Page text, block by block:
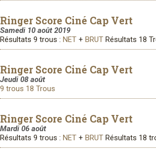
Ringer Score Ciné Cap Vert
Samedi 10 août 2019
Résultats 9 trous : NET + BRUT Résultats 18
Ringer Score Ciné Cap Vert
Jeudi 08 août
9 trous 18 Trous
Ringer Score Ciné Cap Vert
Mardi 06 août
Résultats 9 trous : NET + BRUT Résultats 18